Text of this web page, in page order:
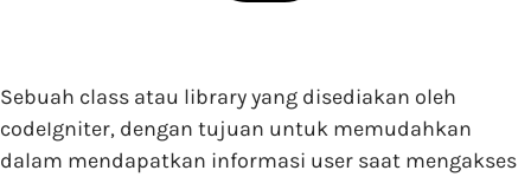
Sebuah class atau library yang disediakan oleh
codeIgniter, dengan tujuan untuk memudahkan
dalam mendapatkan informasi user saat mengakses